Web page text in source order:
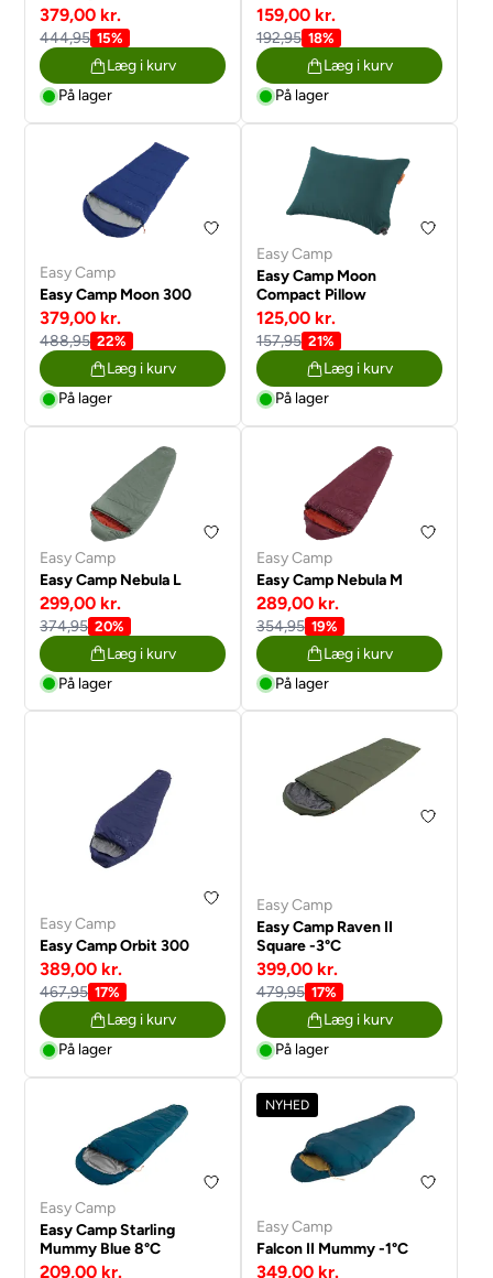
379,00 kr.
444,95 15%
Læg i kurv
På lager
159,00 kr.
192,95 18%
Læg i kurv
På lager
Easy Camp
Easy Camp Moon 300
379,00 kr.
488,95 22%
Læg i kurv
På lager
Easy Camp
Easy Camp Moon
Compact Pillow
125,00 kr.
157,95 21%
Læg i kurv
På lager
Easy Camp
Easy Camp Nebula L
299,00 kr.
374,95 20%
Læg i kurv
På lager
Easy Camp
Easy Camp Nebula M
289,00 kr.
354,95 19%
Læg i kurv
På lager
Easy Camp
Easy Camp Orbit 300
389,00 kr.
467,95 17%
Læg i kurv
På lager
Easy Camp
Easy Camp Raven II
Square -3°C
399,00 kr.
479,95 17%
Læg i kurv
På lager
Easy Camp
Easy Camp Starling
Mummy Blue 8°C
209,00 kr.
NYHED
Easy Camp
Falcon II Mummy -1°C
349,00 kr.